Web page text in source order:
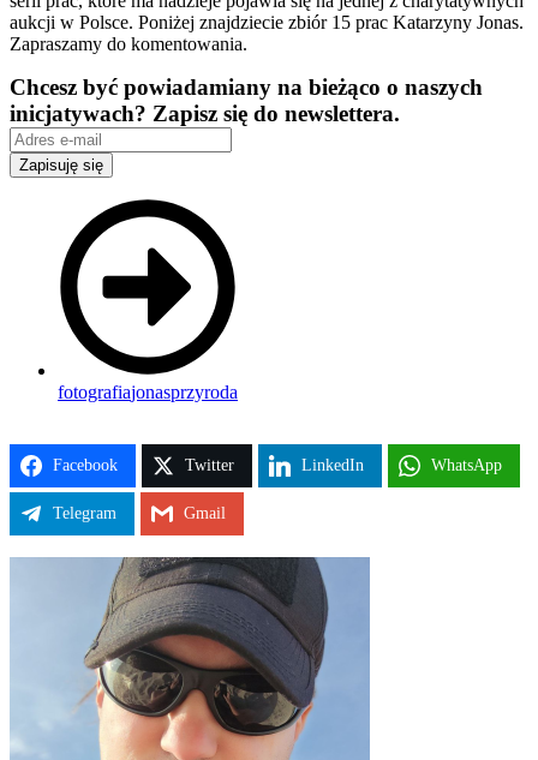
aukcji w Polsce. Poniżej znajdziecie zbiór 15 prac Katarzyny Jonas.
Zapraszamy do komentowania.
Chcesz być powiadamiany na bieżąco o naszych
inicjatywach? Zapisz się do newslettera.
Zapisuję się
fotografiajonasprzyroda
Facebook Twitter LinkedIn WhatsApp
Telegram Gmail